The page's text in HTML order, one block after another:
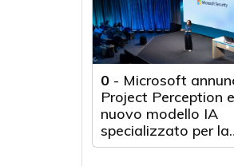
0 - Microsoft
Project Perception
nuovo modello IA
specializzato per la
cybersecurity